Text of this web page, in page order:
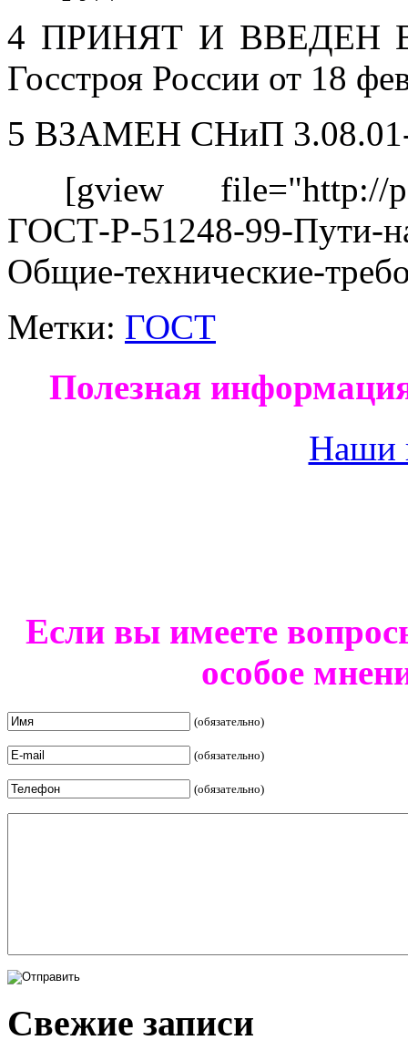
4 ПРИНЯТ И ВВЕДЕН В
Госстроя России от 18
5 ВЗАМЕН СНиП
[gview file="http://
ГОСТ-Р-51248-99-Пути-
Общие-технические-
Метки: ГОСТ
Полезная
Наши
Если вы имеете
особое
(обязательно)
(обязательно)
(обязательно)
Свежие записи